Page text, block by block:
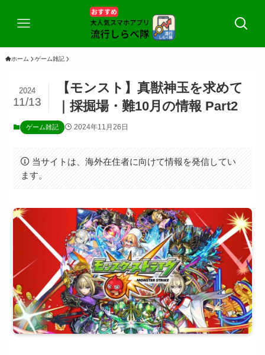
ホーム ゲーム雑記
【モンスト】真獣神玉を求めて
｜採掘場・難10月の情報 Part2
2024
11/13
ゲーム雑記 2024年11月26日
当サイトは、海外在住者に向けて情報を発信してい
ます。